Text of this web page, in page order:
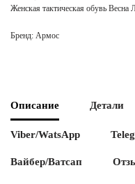
Женская тактическая обувь
Бренд: Армос
Описание Детали
Viber/WatsApp
Вайбер/Ватсап